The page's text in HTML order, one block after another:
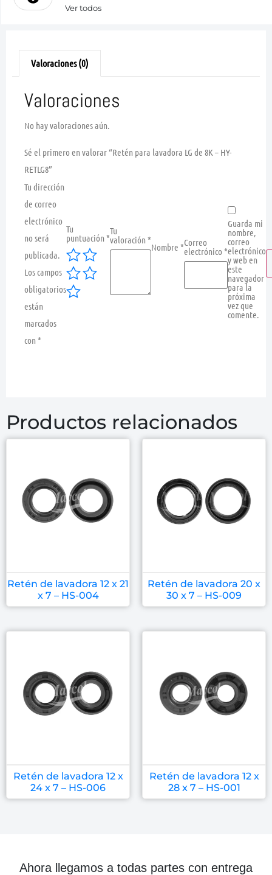
Ver todos
Valoraciones (0)
Valoraciones
No hay valoraciones aún.
Sé el primero en valorar “Retén para lavadora LG de 8K – HY-
RETLG8”
Tu dirección
de correo
electrónico
no será
publicada.
Los campos
obligatorios
están
marcados
con *
Tu
puntuación *
Tu
valoración *
Nombre *Correo
electrónico *
Guarda mi
nombre,
correo
electrónico
y web en
este
navegador
para la
próxima
vez que
comente.
Productos relacionados
Retén de lavadora 12 x 21
x 7 – HS-004
Retén de lavadora 20 x
30 x 7 – HS-009
Retén de lavadora 12 x
24 x 7 – HS-006
Retén de lavadora 12 x
28 x 7 – HS-001
Ahora llegamos a todas partes con entrega